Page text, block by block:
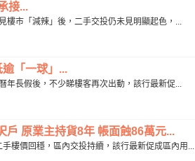
接...
樓市「減辣」後，二手交投仍未見明顯起色，...
「一球」...
年長假後，不少睇樓客再次出動，該行最新促...
戶 原業主持貨8年 帳面蝕86萬元...
樓價回穩，區內交投持續，該行最新促成區內用...